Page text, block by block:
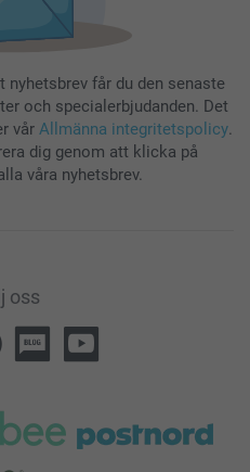
nyhetsbrev får du den senaste
och specialerbjudanden. Det
vår Allmänna integritetspolicy.
dig genom att klicka på
våra nyhetsbrev.
oss